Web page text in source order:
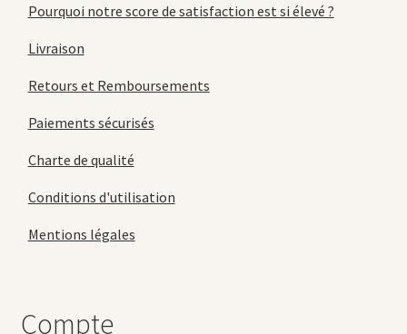
Pourquoi notre score de satisfaction est si élevé ?
Livraison
Retours et Remboursements
Paiements sécurisés
Charte de qualité
Conditions d'utilisation
Mentions légales
Compte